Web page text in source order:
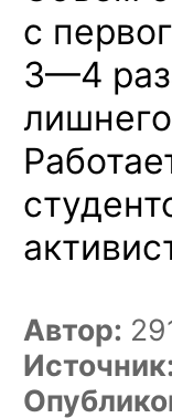
с
3—4
Автор:
Источник: